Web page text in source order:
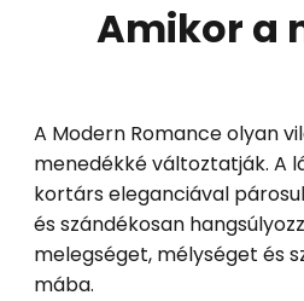
Amikor a
A Modern Romance olyan
menedékké változtatják. A
kortárs eleganciával
és szándékosan
melegséget, mélységet és
mába.